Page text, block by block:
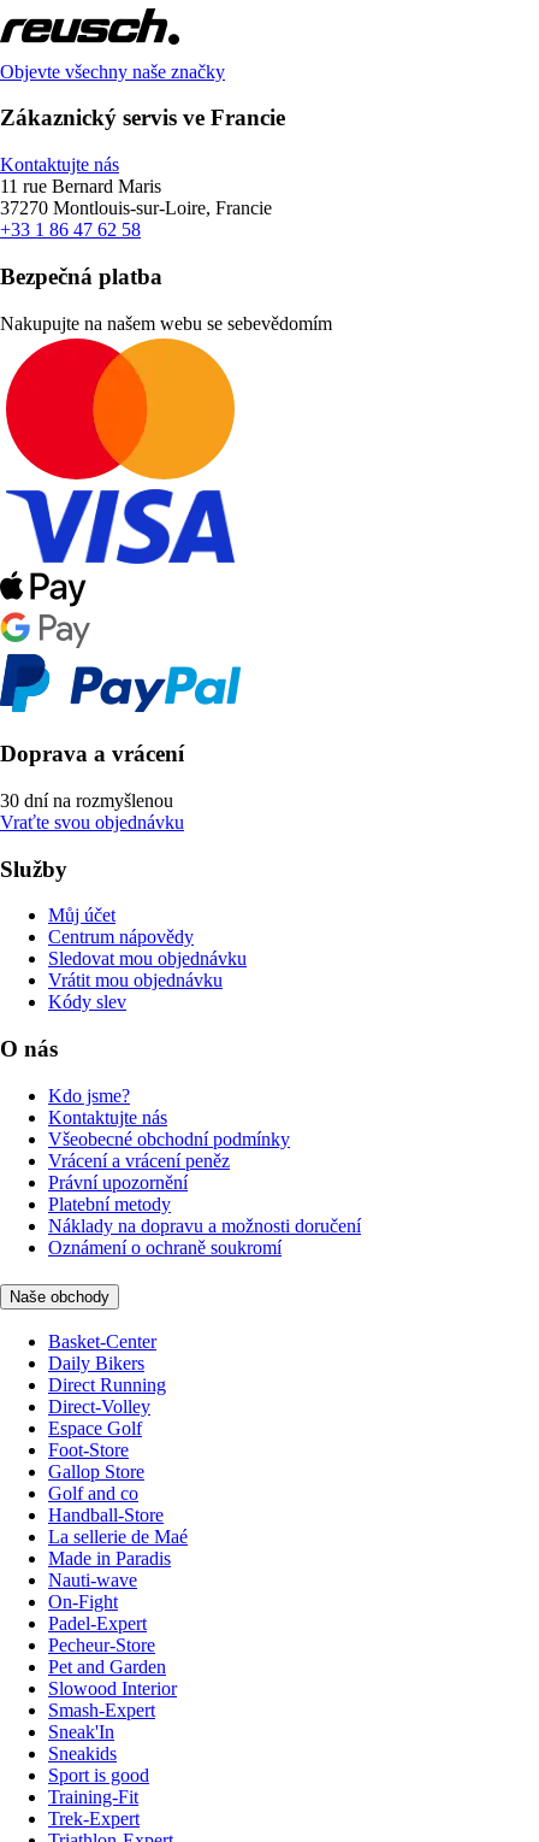
Objevte všechny naše značky
Zákaznický servis ve Francie
Kontaktujte nás
11 rue Bernard Maris
37270 Montlouis-sur-Loire, Francie
+33 1 86 47 62 58
Bezpečná platba
Nakupujte na našem webu se sebevědomím
Doprava a vrácení
30 dní na rozmyšlenou
Vraťte svou objednávku
Služby
Můj účet
Centrum nápovědy
Sledovat mou objednávku
Vrátit mou objednávku
Kódy slev
O nás
Kdo jsme?
Kontaktujte nás
Všeobecné obchodní podmínky
Vrácení a vrácení peněz
Právní upozornění
Platební metody
Náklady na dopravu a možnosti doručení
Oznámení o ochraně soukromí
Naše obchody
Basket-Center
Daily Bikers
Direct Running
Direct-Volley
Espace Golf
Foot-Store
Gallop Store
Golf and co
Handball-Store
La sellerie de Maé
Made in Paradis
Nauti-wave
On-Fight
Padel-Expert
Pecheur-Store
Pet and Garden
Slowood Interior
Smash-Expert
Sneak'In
Sneakids
Sport is good
Training-Fit
Trek-Expert